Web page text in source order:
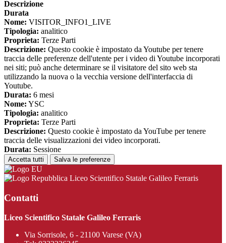
Descrizione
Durata
Nome: VISITOR_INFO1_LIVE
Tipologia: analitico
Proprieta: Terze Parti
Descrizione: Questo cookie è impostato da Youtube per tenere
traccia delle preferenze dell'utente per i video di Youtube incorporati
nei siti; può anche determinare se il visitatore del sito web sta
utilizzando la nuova o la vecchia versione dell'interfaccia di
Youtube.
Durata: 6 mesi
Nome: YSC
Tipologia: analitico
Proprieta: Terze Parti
Descrizione: Questo cookie è impostato da YouTube per tenere
traccia delle visualizzazioni dei video incorporati.
Durata: Sessione
Accetta tutti Salva le preferenze
Liceo Scientifico Statale Galileo Ferraris
Contatti
Liceo Scientifico Statale Galileo Ferraris
Via Sorrisole, 6 - 21100 Varese (VA)